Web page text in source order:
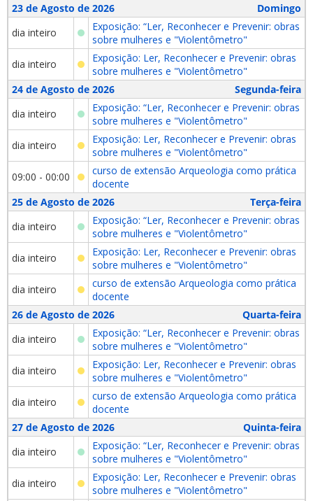
23 de Agosto de 2026
Domingo
dia inteiro
Exposição: “Ler, Reconhecer e Prevenir: obras
sobre mulheres e "Violentômetro"
dia inteiro
Exposição: Ler, Reconhecer e Prevenir: obras
sobre mulheres e "Violentômetro"
24 de Agosto de 2026
Segunda-feira
dia inteiro
Exposição: “Ler, Reconhecer e Prevenir: obras
sobre mulheres e "Violentômetro"
dia inteiro
Exposição: Ler, Reconhecer e Prevenir: obras
sobre mulheres e "Violentômetro"
09:00 - 00:00
curso de extensão Arqueologia como prática
docente
25 de Agosto de 2026
Terça-feira
dia inteiro
Exposição: “Ler, Reconhecer e Prevenir: obras
sobre mulheres e "Violentômetro"
dia inteiro
Exposição: Ler, Reconhecer e Prevenir: obras
sobre mulheres e "Violentômetro"
dia inteiro
curso de extensão Arqueologia como prática
docente
26 de Agosto de 2026
Quarta-feira
dia inteiro
Exposição: “Ler, Reconhecer e Prevenir: obras
sobre mulheres e "Violentômetro"
dia inteiro
Exposição: Ler, Reconhecer e Prevenir: obras
sobre mulheres e "Violentômetro"
dia inteiro
curso de extensão Arqueologia como prática
docente
27 de Agosto de 2026
Quinta-feira
dia inteiro
Exposição: “Ler, Reconhecer e Prevenir: obras
sobre mulheres e "Violentômetro"
dia inteiro
Exposição: Ler, Reconhecer e Prevenir: obras
sobre mulheres e "Violentômetro"